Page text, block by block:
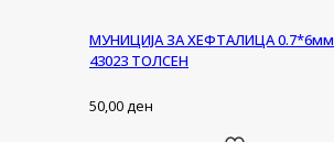
МУНИЦИЈА ЗА ХЕФТАЛИЦА 0.7*6мм
43023 ТОЛСЕН
50,00ден